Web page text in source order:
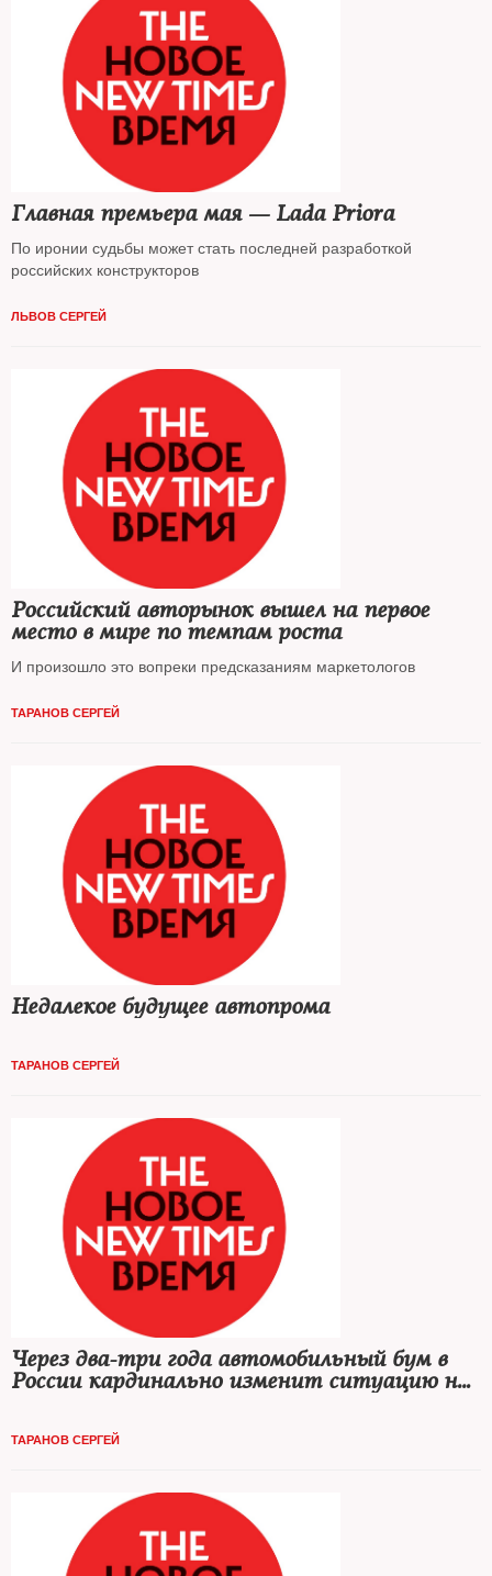
Главная премьера мая — Lada Priora
По иронии судьбы может стать последней разработкой
российских конструкторов
ЛЬВОВ СЕРГЕЙ
Российский авторынок вышел на первое
место в мире по темпам роста
И произошло это вопреки предсказаниям маркетологов
ТАРАНОВ СЕРГЕЙ
Недалекое будущее автопрома
ТАРАНОВ СЕРГЕЙ
Через два-три года автомобильный бум в
России кардинально изменит ситуацию на
ТАРАНОВ СЕРГЕЙ